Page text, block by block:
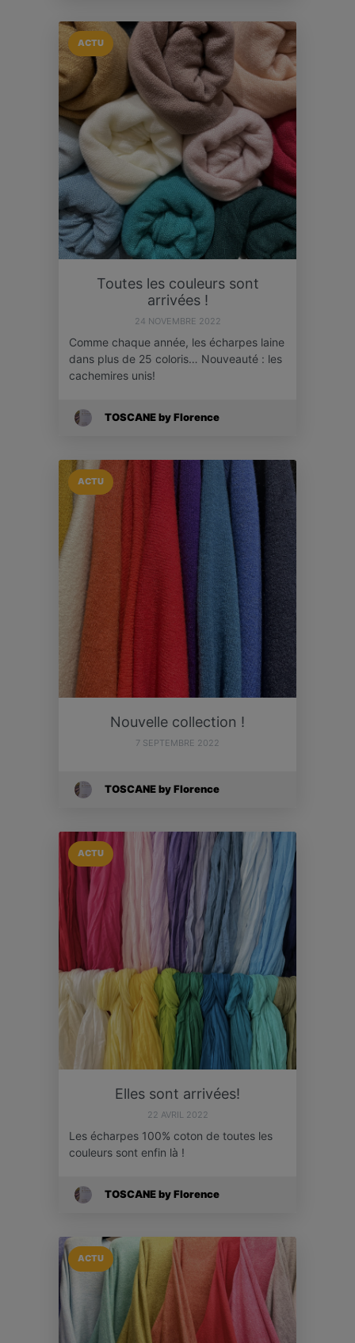
ACTU
Toutes les couleurs sont
arrivées !
24 NOVEMBRE 2022
Comme chaque année, les écharpes laine
dans plus de 25 coloris… Nouveauté : les
cachemires unis!
TOSCANE by Florence
ACTU
Nouvelle collection !
7 SEPTEMBRE 2022
TOSCANE by Florence
ACTU
Elles sont arrivées!
22 AVRIL 2022
Les écharpes 100% coton de toutes les
couleurs sont enfin là !
TOSCANE by Florence
ACTU